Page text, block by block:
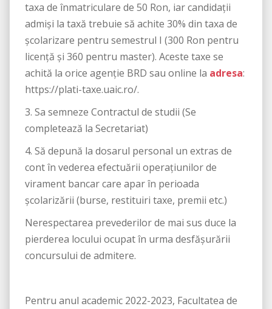
taxa de înmatriculare de 50 Ron, iar candidaţii
admişi la taxă trebuie să achite 30% din taxa de
şcolarizare pentru semestrul I (300 Ron pentru
licență și 360 pentru master). Aceste taxe se
achită la orice agenţie BRD sau online la adresa:
https://plati-taxe.uaic.ro/.
3. Sa semneze Contractul de studii (Se
completează la Secretariat)
4. Să depună la dosarul personal un extras de
cont în vederea efectuării operațiunilor de
virament bancar care apar în perioada
școlarizării (burse, restituiri taxe, premii etc.)
Nerespectarea prevederilor de mai sus duce la
pierderea locului ocupat în urma desfăşurării
concursului de admitere.
Pentru anul academic 2022-2023, Facultatea de